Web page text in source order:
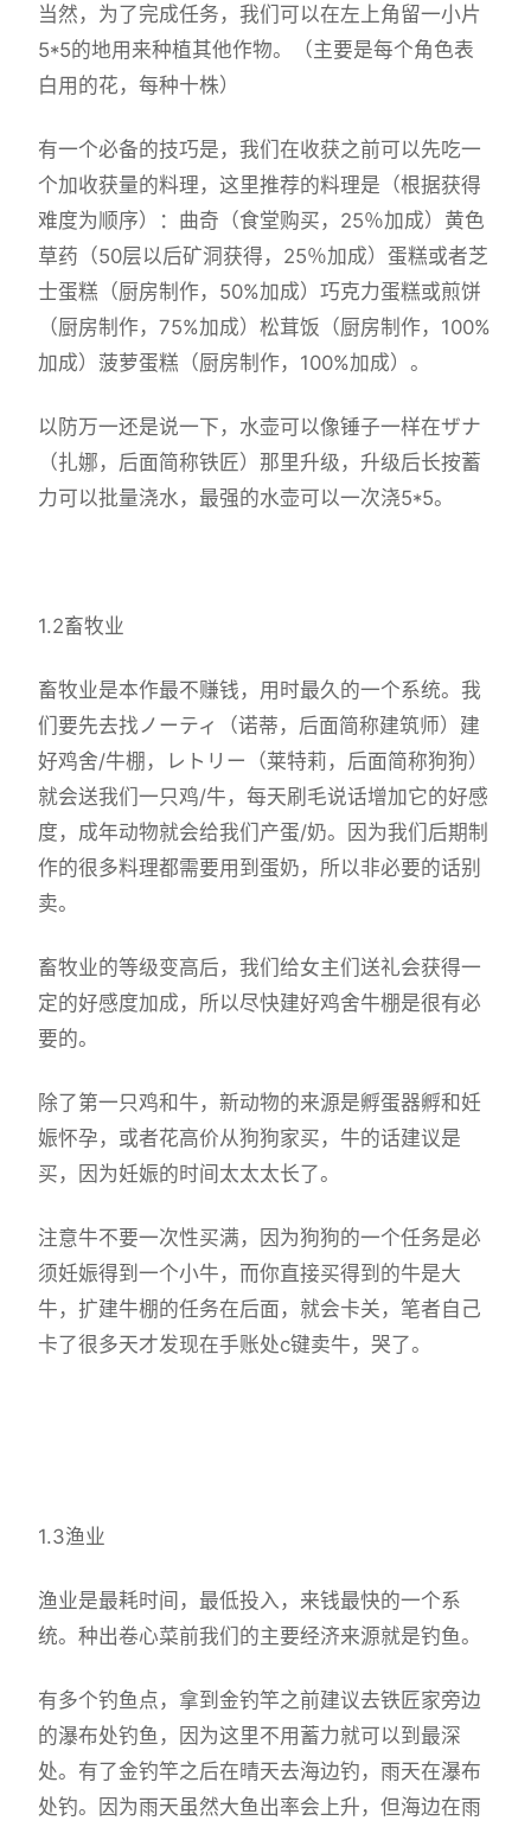
当然，为了完成任务，我们可以在左上角留一小片
5*5的地用来种植其他作物。（主要是每个角色表
白用的花，每种十株）
有一个必备的技巧是，我们在收获之前可以先吃一
个加收获量的料理，这里推荐的料理是（根据获得
难度为顺序）：曲奇（食堂购买，25％加成）黄色
草药（50层以后矿洞获得，25％加成）蛋糕或者芝
士蛋糕（厨房制作，50%加成）巧克力蛋糕或煎饼
（厨房制作，75%加成）松茸饭（厨房制作，100%
加成）菠萝蛋糕（厨房制作，100%加成）。
以防万一还是说一下，水壶可以像锤子一样在ザナ
（扎娜，后面简称铁匠）那里升级，升级后长按蓄
力可以批量浇水，最强的水壶可以一次浇5*5。
1.2畜牧业
畜牧业是本作最不赚钱，用时最久的一个系统。我
们要先去找ノーティ（诺蒂，后面简称建筑师）建
好鸡舍/牛棚，レトリー（莱特莉，后面简称狗狗）
就会送我们一只鸡/牛，每天刷毛说话增加它的好感
度，成年动物就会给我们产蛋/奶。因为我们后期制
作的很多料理都需要用到蛋奶，所以非必要的话别
卖。
畜牧业的等级变高后，我们给女主们送礼会获得一
定的好感度加成，所以尽快建好鸡舍牛棚是很有必
要的。
除了第一只鸡和牛，新动物的来源是孵蛋器孵和妊
娠怀孕，或者花高价从狗狗家买，牛的话建议是
买，因为妊娠的时间太太太长了。
注意牛不要一次性买满，因为狗狗的一个任务是必
须妊娠得到一个小牛，而你直接买得到的牛是大
牛，扩建牛棚的任务在后面，就会卡关，笔者自己
卡了很多天才发现在手账处c键卖牛，哭了。
1.3渔业
渔业是最耗时间，最低投入，来钱最快的一个系
统。种出卷心菜前我们的主要经济来源就是钓鱼。
有多个钓鱼点，拿到金钓竿之前建议去铁匠家旁边
的瀑布处钓鱼，因为这里不用蓄力就可以到最深
处。有了金钓竿之后在晴天去海边钓，雨天在瀑布
处钓。因为雨天虽然大鱼出率会上升，但海边在雨